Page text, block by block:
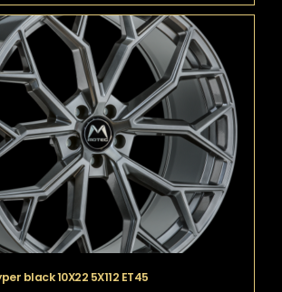
black 10X22 5X112 ET45